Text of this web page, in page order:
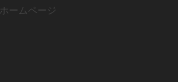
ームページ